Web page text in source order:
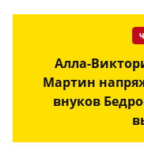
Алла-
Мартин
внуков